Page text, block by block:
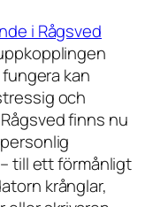
i Rågsved
kan
och
finns nu
till ett förmånligt
krånglar,